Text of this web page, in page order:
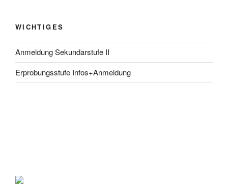
WICHTIGES
Anmeldung Sekundarstufe II
Erprobungsstufe Infos+Anmeldung